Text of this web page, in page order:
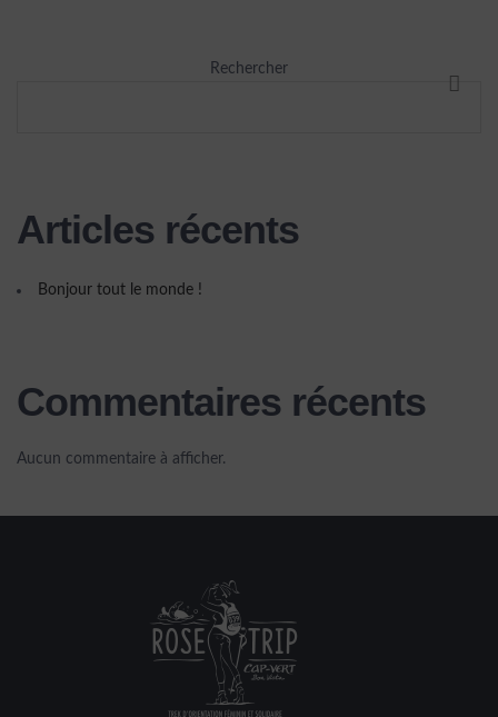
Rechercher
Articles récents
Bonjour tout le monde !
Commentaires récents
Aucun commentaire à afficher.